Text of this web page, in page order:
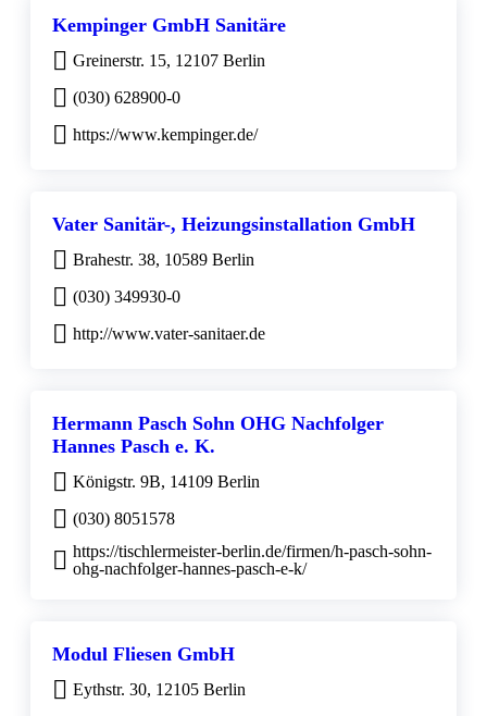
Kempinger GmbH Sanitäre
Greinerstr. 15, 12107 Berlin
(030) 628900-0
https://www.kempinger.de/
Vater Sanitär-, Heizungsinstallation GmbH
Brahestr. 38, 10589 Berlin
(030) 349930-0
http://www.vater-sanitaer.de
Hermann Pasch Sohn OHG Nachfolger
Hannes Pasch e. K.
Königstr. 9B, 14109 Berlin
(030) 8051578
https://tischlermeister-berlin.de/firmen/h-pasch-sohn-
ohg-nachfolger-hannes-pasch-e-k/
Modul Fliesen GmbH
Eythstr. 30, 12105 Berlin